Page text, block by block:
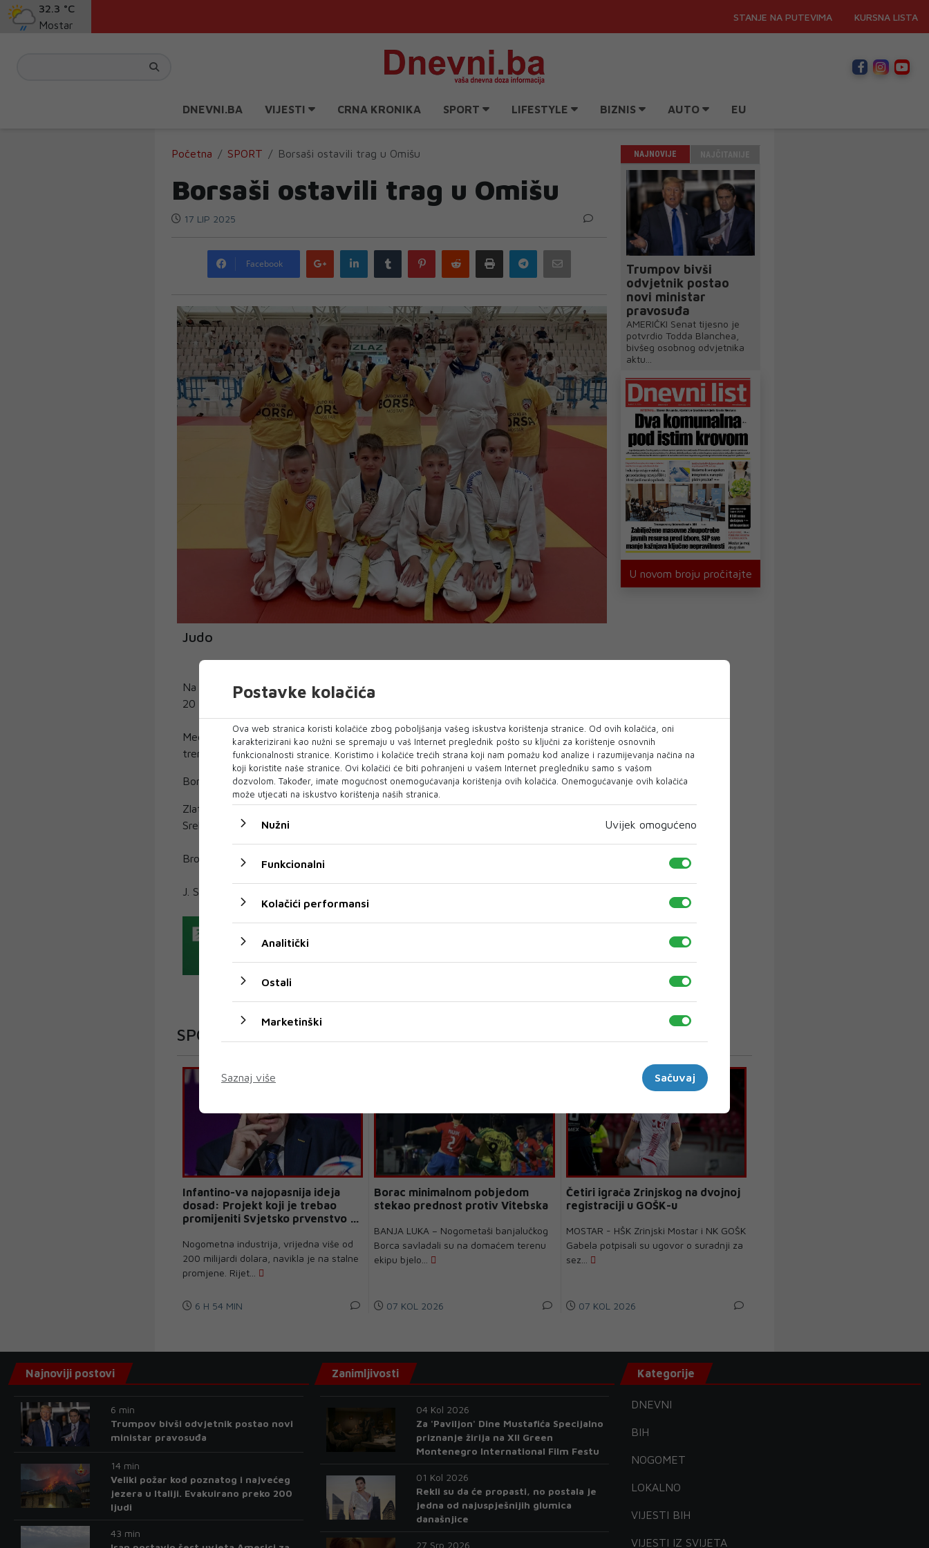
32.3 °C
Mostar
STANJE NA PUTEVIMA KURSNA LISTA
DNEVNI.BA VIJESTI CRNA KRONIKA SPORT LIFESTYLE BIZNIS AUTO EU
Početna SPORT Borsaši ostavili trag u Omišu
Borsaši ostavili trag u Omišu
17 LIP 2025
Facebook
Google
plus
LinkedIn Tumblr PinterestReddit Print Telegram
Judo
Na judo turniru Kup sv. Ante, održanom u Omišu, sudjelovalo je 261 natjecatelj iz
20 judo klubova.
Među njima bila je i manja, ali snažna ekipa judo kluba Borsa, predvođena
trenericom Marijom Zelenikom.
Borci iz Borse pokazali su borbenost, a kući su se vratili s čak sedam medalja:
Zlato su osvojili: Merejm Zilić, Tomas Miljko, Maria Vasilj i Stefan Miljko.
Srebro je pripalo Mateu Bevandi.
Brončane medalje izborili su Marko Marić i Barbara Žil.
J. S./JK Borsa
NAJNOVIJE
Trumpov bivši
odvjetnik postao
novi ministar
pravosuđa
AMERIČKI Senat tijesno je
potvrdio Todda Blanchea,
bivšeg osobnog odvjetnika
aktu...
U novom broju pročitajte
SPORT
Infantino-va najopasnija ideja
dosad: Projekt koji je trebao
promijeniti Svjetsko prvenstvo – i
Nogometna industrija, vrijedna više od
200 milijardi dolara, navikla je na stalne
promjene. Rijet...
6 H 54 MIN
Borac minimalnom pobjedom
stekao prednost protiv Vitebska
BANJA LUKA – Nogometaši banjalučkog
Borca savladali su na domaćem terenu
ekipu bjelo...
07 KOL 2026
Četiri igrača Zrinjskog na dvojnoj
registraciji u GOŠK-u
MOSTAR - HŠK Zrinjski Mostar i NK GOŠK
Gabela potpisali su ugovor o suradnji za
sez...
07 KOL 2026
Postavke kolačića
Ova web stranica koristi kolačiće zbog poboljšanja vašeg iskustva korištenja stranice. Od ovih kolačića, oni
karakterizirani kao nužni se spremaju u vaš Internet preglednik pošto su ključni za korištenje osnovnih
funkcionalnosti stranice. Koristimo i kolačiće trećih strana koji nam pomažu kod analize i razumijevanja načina na
koji koristite naše stranice. Ovi kolačići će biti pohranjeni u vašem Internet pregledniku samo s vašom
dozvolom. Također, imate mogućnost onemogućavanja korištenja ovih kolačića. Onemogućavanje ovih kolačića
može utjecati na iskustvo korištenja naših stranica.
Nužni Uvijek omogućeno
Funkcionalni
Kolačići performansi
Analitički
Ostali
Marketinški
Saznaj više Sačuvaj
Najnoviji postovi
6 min
Trumpov bivši odvjetnik postao novi
ministar pravosuđa
14 min
Veliki požar kod poznatog i najvećeg
jezera u Italiji. Evakuirano preko 200
ljudi
43 min
Zanimljivosti
04 Kol 2026
Za 'Paviljon' Dine Mustafića Specijalno
priznanje žirija na XII Green
Montenegro International Film Festu
01 Kol 2026
Rekli su da će propasti, no postala je
jedna od najuspješnijih glumica
današnjice
27 Srp 2026
Kategorije
DNEVNI
BIH
NOGOMET
LOKALNO
VIJESTI BIH
VIJESTI IZ SVIJETA